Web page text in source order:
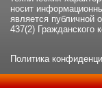
носит
является публичной
437(2) Гражданского
Политика